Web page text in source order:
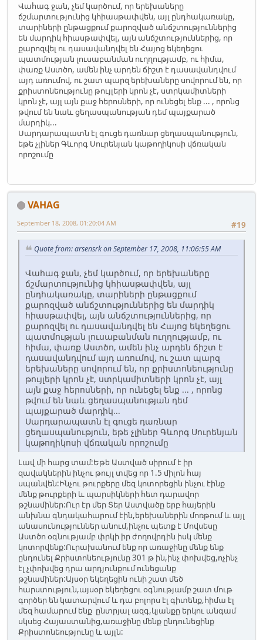
Վահագ ջան, չեմ կարծում, որ երեխաները
ճշմարտությունից կհիասթափվեն, այլ ընդհակառակը,
տարիների ընթացքում քարոզված անճշտություններից
են մարդիկ հիասթափվել, այն անճշտություններից, որ
քարոզվել ու դասավանդվել են Հայոց եկեղեցու
պատմության լուսաբանման ուղղությամբ, ու հիմա,
փառք Աստծո, ամեն ինչ արդեն ճիշտ է դասավանդվում
այդ առումով, ու շատ պարզ երեխաները սովորում են, որ
քրիստոնեությունը թույլերի կրոն չէ, ստրկամիտների
կրոն չէ, այլ այն քաջ հերոսների, որ ունեցել ենք ... , որոնց
թվում են նաև ցեղասպանության դեմ պայքարած
մարդիկ...
Սարդարապատն էլ գուցե դառնար ցեղասպանություն,
եթե չլիներ Գևորգ Սուրենյան կաթողիկոսի վճռական
որոշումը
VAHAG
#19
September 18, 2008, 01:20:04 AM
Quote from: arsensrk on September 17, 2008, 11:06:55 AM
Վահագ ջան, չեմ կարծում, որ երեխաները
ճշմարտությունից կհիասթափվեն, այլ
ընդհակառակը, տարիների ընթացքում
քարոզված անճշտություններից են մարդիկ
հիասթափվել, այն անճշտություններից, որ
քարոզվել ու դասավանդվել են Հայոց եկեղեցու
պատմության լուսաբանման ուղղությամբ, ու
հիմա, փառք Աստծո, ամեն ինչ արդեն ճիշտ է
դասավանդվում այդ առումով, ու շատ պարզ
երեխաները սովորում են, որ քրիստոնեությունը
թույլերի կրոն չէ, ստրկամիտների կրոն չէ, այլ
այն քաջ հերոսների, որ ունեցել ենք ... , որոնց
թվում են նաև ցեղասպանության դեմ
պայքարած մարդիկ...
Սարդարապատն էլ գուցե դառնար
ցեղասպանություն, եթե չլիներ Գևորգ Սուրենյան
կաթողիկոսի վճռական որոշումը
Լավ մի հարց տամ:Եթե Աստված սիրում է իր
զավակներին ինչու թույլ տվեց որ 1.5 միլոն հայ
սպանվեն:Ինչու թուրքերը մեզ կոտորեցին ինչու էինք
մենք թուրքերի և պարսիկների հետ դարավոր
թշնամիներ:Ուր էր մեր Տեր Աստվածը երբ հայերին
անխնա գնդակահարում էին,երեխաներին մոռթում և այլ
անասունություններ անում,ինչու պետք է Մովսեսը
Աստծո օգնությամբ փրկի իր ժողովրդին իսկ մենք
կոտորվենք:Ուրախանում ենք որ առաջինը մենք ենք
ընդունել Քրիստոնեությունը 301 թ ին,ինչ փոխվեց,ոչինչ
էլ չփոխվեց դրա արդյունքում ունեցանք
թշնամիներ:Այսօր եկեղեցին ունի շատ մեծ
հարստություն,այսօր եկեղեցու օգնությամբ շատ մութ
գործեր են կատարվում և դա բոլորս էլ գիտենք,հիմա էլ
մեզ համարում ենք ընտրյալ ազգ,կյանքը երկու անգամ
սկսեց Հայաստանից,առաջինը մենք ընդունեցինք
Քրիստոնեությունը և այլն: